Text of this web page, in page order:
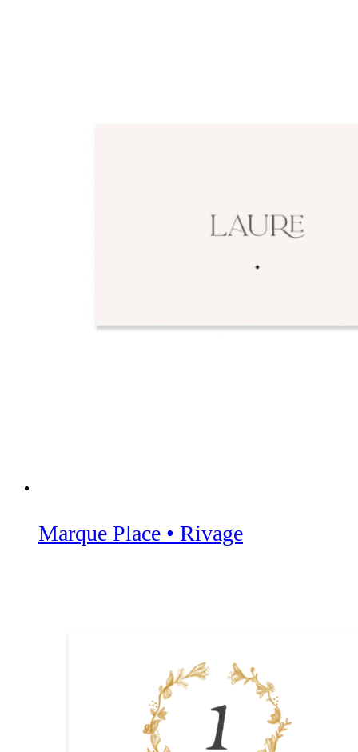
Marque Place • Rivage